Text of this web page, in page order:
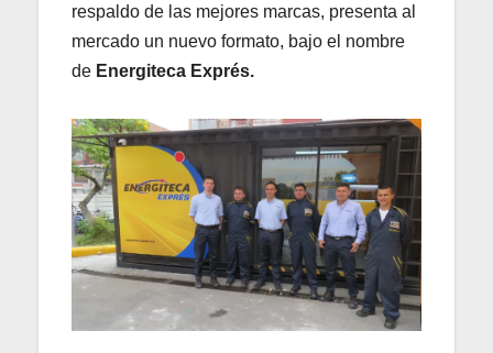
respaldo de las mejores marcas, presenta al
mercado un nuevo formato, bajo el nombre
de Energiteca Exprés.